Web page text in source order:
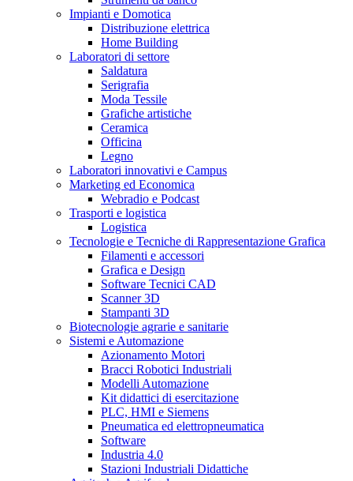
Impianti e Domotica
Distribuzione elettrica
Home Building
Laboratori di settore
Saldatura
Serigrafia
Moda Tessile
Grafiche artistiche
Ceramica
Officina
Legno
Laboratori innovativi e Campus
Marketing ed Economica
Webradio e Podcast
Trasporti e logistica
Logistica
Tecnologie e Tecniche di Rappresentazione Grafica
Filamenti e accessori
Grafica e Design
Software Tecnici CAD
Scanner 3D
Stampanti 3D
Biotecnologie agrarie e sanitarie
Sistemi e Automazione
Azionamento Motori
Bracci Robotici Industriali
Modelli Automazione
Kit didattici di esercitazione
PLC, HMI e Siemens
Pneumatica ed elettropneumatica
Software
Industria 4.0
Stazioni Industriali Didattiche